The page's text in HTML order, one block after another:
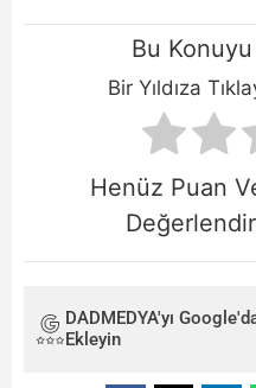
Bu
Bir Yıldıza
Henüz Puan
DADMEDYA'yı
Ekleyin